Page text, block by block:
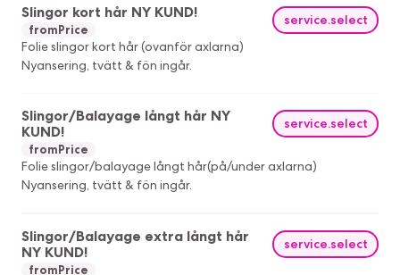
Slingor kort hår NY KUND!
fromPrice
service.select
Folie slingor kort hår (ovanför axlarna)
Nyansering, tvätt & fön ingår.
Slingor/Balayage långt hår NY
KUND!
fromPrice
service.select
Folie slingor/balayage långt hår(på/under axlarna)
Nyansering, tvätt & fön ingår.
Slingor/Balayage extra långt hår
NY KUND!
fromPrice
service.select